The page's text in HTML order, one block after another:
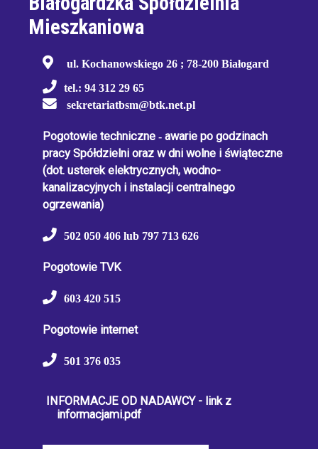
Mieszkaniowa
ul. Kochanowskiego 26 ; 78-200 Białogard
tel.: 94 312 29 65
sekretariatbsm@btk.net.pl
Pogotowie techniczne - awarie po godzinach
pracy Spółdzielni oraz w dni wolne i świąteczne
(dot. usterek elektrycznych, wodno-
kanalizacyjnych i instalacji centralnego
ogrzewania)
502 050 406 lub 797 713 626
Pogotowie TVK
603 420 515
Pogotowie internet
501 376 035
INFORMACJE OD NADAWCY - link z
informacjami.pdf